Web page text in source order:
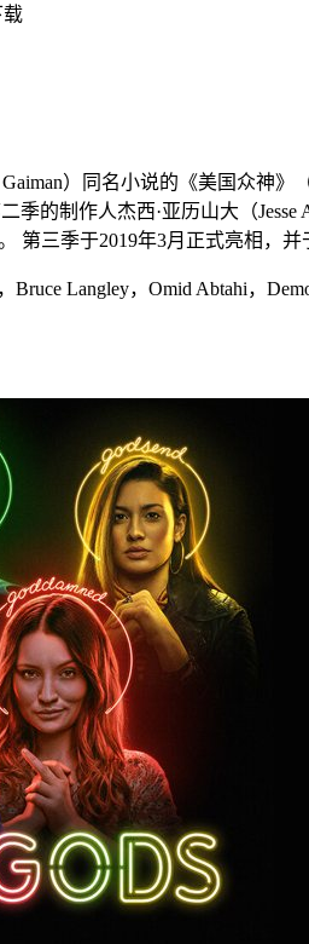
载
）同名小说的《美国众神》
季的制作人杰西·亚历山大（
第三季于2019年3月正式亮相，并
Langley，Omid Abtahi，